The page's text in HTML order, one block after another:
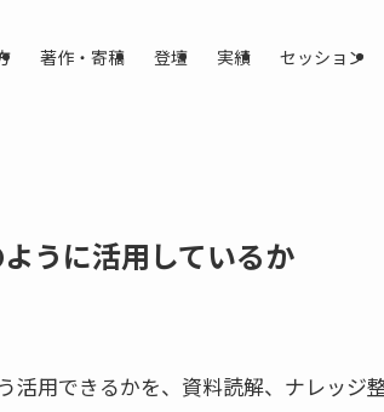
著作・寄稿 登壇 実績 セッション
うに活用しているか
用できるかを、資料読解、ナレッジ